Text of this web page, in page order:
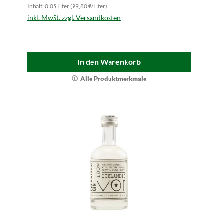
Inhalt: 0.05 Liter (99,80 €/Liter)
inkl. MwSt. zzgl. Versandkosten
In den Warenkorb
Alle Produktmerkmale